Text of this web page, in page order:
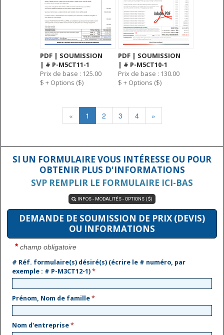
PDF | SOUMISSION
| # P-M5CT11-1
Prix de base : 125.00
$ + Options ($)
PDF | SOUMISSION
| # P-M5CT10-1
Prix de base : 130.00
$ + Options ($)
« 1 2 3 4 »
SI UN FORMULAIRE VOUS INTÉRESSE OU POUR
OBTENIR PLUS D'INFORMATIONS
SVP REMPLIR LE FORMULAIRE ICI-BAS
 INFOS - MODALITÉS - OPTIONS ($)
DEMANDE DE SOUMISSION DE PRIX (DEVIS)
OU INFORMATIONS
* champ obligatoire
# Réf. formulaire(s) désiré(s) (écrire le # numéro, par
exemple : # P-M3CT12-1)*
Prénom, Nom de famille*
Nom d'entreprise*